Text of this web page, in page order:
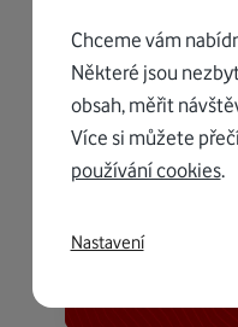
K
od 150
Chceme vám
Některé jsou
obsah, měřit
Více si můžete
používání cookies.
Nastavení